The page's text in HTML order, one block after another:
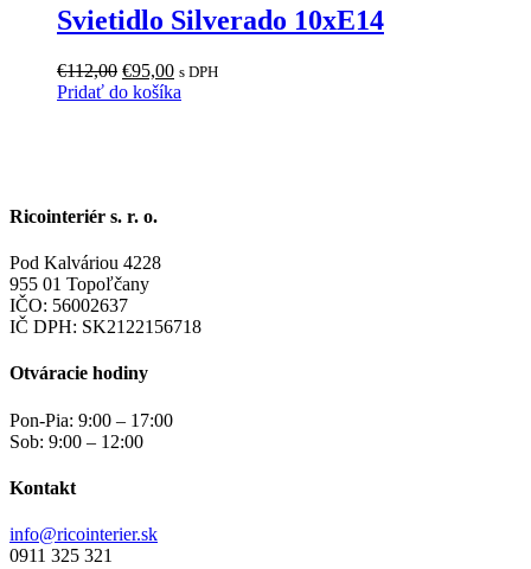
Svietidlo Silverado 10xE14
€112,00 Pôvodná
cena
€95,00Aktuálna
cena
s DPH
Pridať do košíka
Ricointeriér s. r. o.
Pod Kalváriou 4228
955 01 Topoľčany
IČO: 56002637
IČ DPH: SK2122156718
Otváracie hodiny
Pon-Pia: 9:00 – 17:00
Sob: 9:00 – 12:00
Kontakt
info@ricointerier.sk
0911 325 321